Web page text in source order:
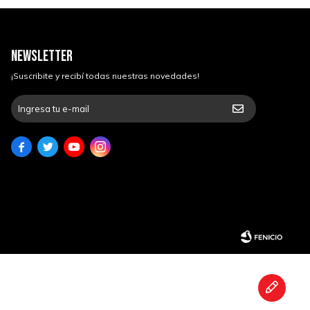
NEWSLETTER
¡Suscribite y recibí todas nuestras novedades!
   